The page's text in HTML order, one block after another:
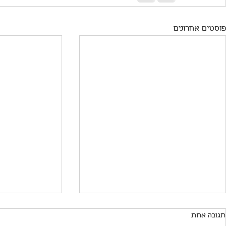
פוסטים אחרונים
תגובה אחת